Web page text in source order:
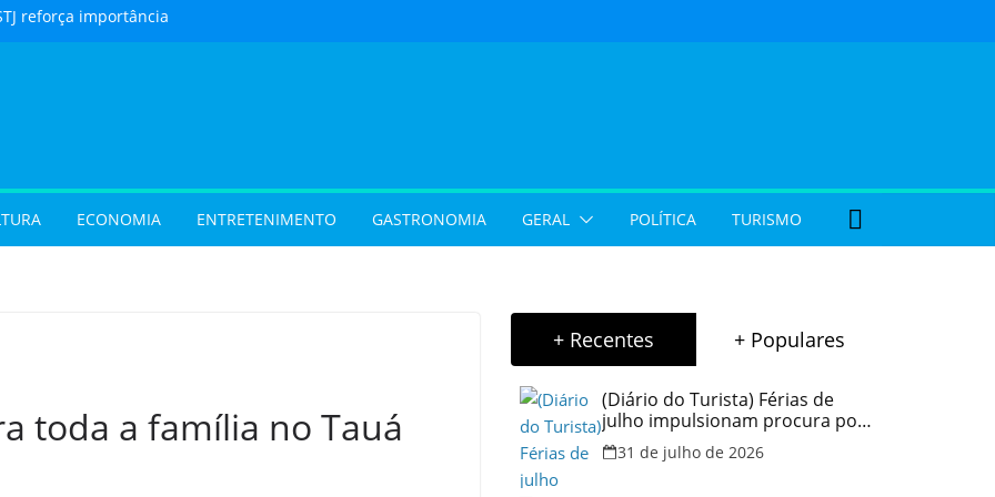
reforça importância
inéditas de
gratuitas no fim
Pais em Goiânia
ECONOMIA ENTRETENIMENTO GASTRONOMIA GERAL POLÍTICA TURISMO
toda a família no Tauá
+ Recentes + Populares
(Diário do Turista) Férias de
julho impulsionam procura por
hospedagem em Goiás e
reforçam cuidados na hora de
31 de julho de 2026